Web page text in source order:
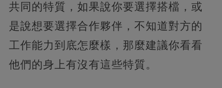
共同的特質，如果說你要選擇搭檔，或
是說想要選擇合作夥伴，不知道對方的
工作能力到底怎麼樣，那麼建議你看看
他們的身上有沒有這些特質。